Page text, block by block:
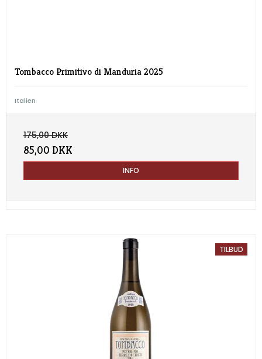
Tombacco Primitivo di Manduria 2025
Italien
175,00 DKK
85,00 DKK
INFO
TILBUD